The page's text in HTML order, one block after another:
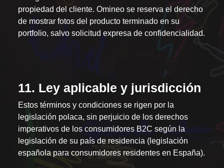
propiedad del cliente. Omineo se reserva el derecho
de mostrar fotos del producto terminado en su
portfolio, salvo solicitud expresa de confidencialidad.
11. Ley aplicable y jurisdicción
Estos términos y condiciones se rigen por la
legislación polaca, sin perjuicio de los derechos
imperativos de los consumidores B2C según la
legislación de su país de residencia (legislación
española para consumidores residentes en España).